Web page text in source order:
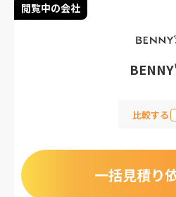
閲覧中の会社
比較する
一括見積り